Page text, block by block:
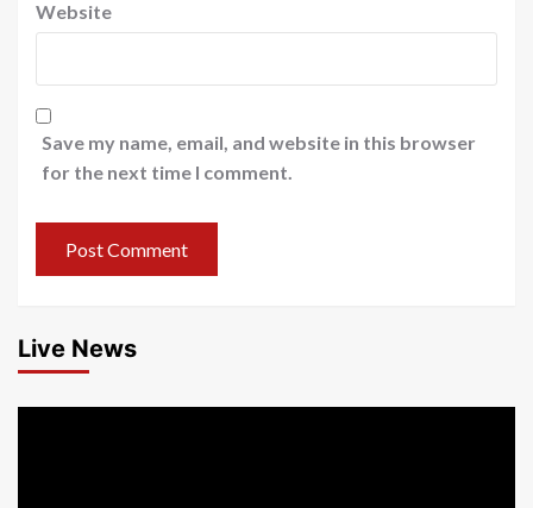
Website
Save my name, email, and website in this browser
for the next time I comment.
Live News